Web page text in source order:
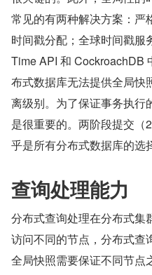
常见的有两种解决方案：严
时间戳分配；全球时间戳服
Time API 和 CockroachDB
布式数据库无法提供全局快
离级别。为了保证事务执行
是很重要的。两阶段提交
乎是所有分布式数据库的选
查询处理能力
分布式查询处理在分布式集
访问不同的节点，分布式查
全局快照需要保证不同节点